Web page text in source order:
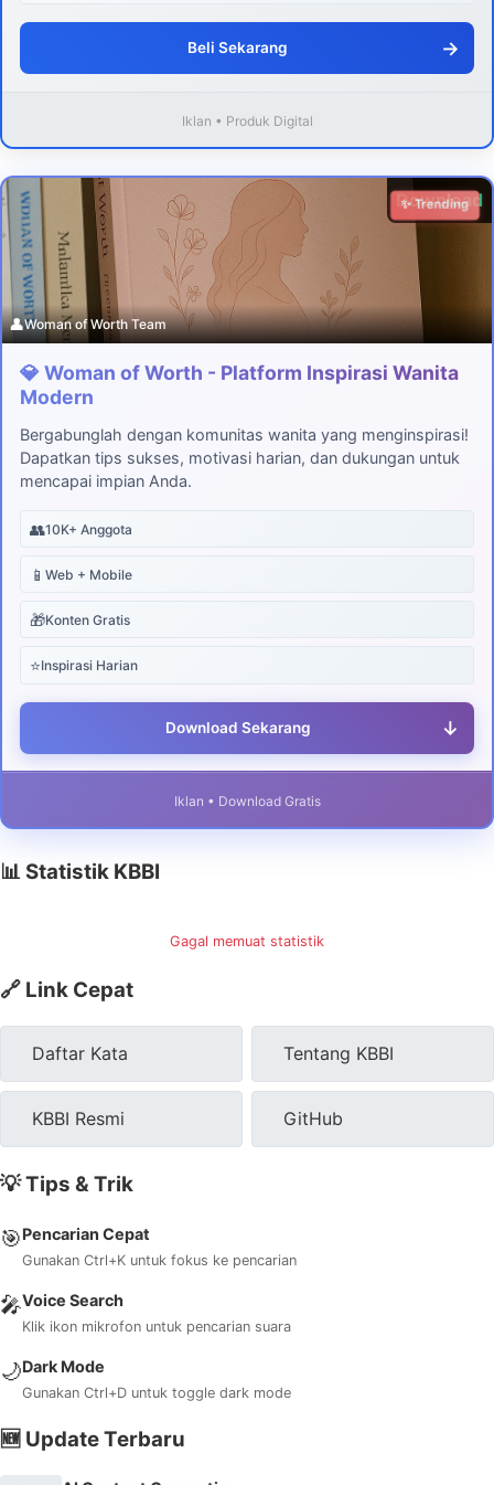
Beli Sekarang →
Iklan • Produk Digital
Download
✨ Trending
👤Woman of Worth Team
💎 Woman of Worth - Platform Inspirasi Wanita
Modern
Bergabunglah dengan komunitas wanita yang menginspirasi!
Dapatkan tips sukses, motivasi harian, dan dukungan untuk
mencapai impian Anda.
👥10K+ Anggota
📱 Web + Mobile
🎁Konten Gratis
⭐Inspirasi Harian
Download Sekarang ↓
Iklan • Download Gratis
📊 Statistik KBBI
Gagal memuat statistik
🔗 Link Cepat
Daftar Kata Tentang KBBI
KBBI Resmi GitHub
💡 Tips & Trik
🎯Pencarian Cepat
Gunakan Ctrl+K untuk fokus ke pencarian
🎤Voice Search
Klik ikon mikrofon untuk pencarian suara
🌙Dark Mode
Gunakan Ctrl+D untuk toggle dark mode
🆕 Update Terbaru